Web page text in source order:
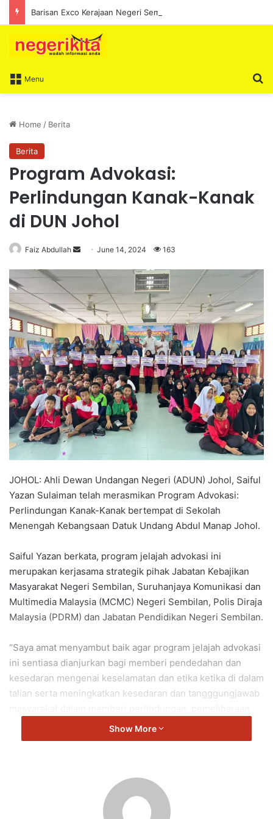
Menu
Home / Berita
Berita
Program Advokasi:
Perlindungan Kanak-Kanak
di DUN Johol
Faiz Abdullah
d
a
n
e
m
a
i
l
June 14, 2024 163
JOHOL: Ahli Dewan Undangan Negeri (ADUN) Johol, Saiful
Yazan Sulaiman telah merasmikan Program Advokasi:
Perlindungan Kanak-Kanak bertempat di Sekolah
Menengah Kebangsaan Datuk Undang Abdul Manap Johol.
Saiful Yazan berkata, program jelajah advokasi ini
merupakan kerjasama strategik pihak Jabatan Kebajikan
Masyarakat Negeri Sembilan, Suruhanjaya Komunikasi dan
Multimedia Malaysia (MCMC) Negeri Sembilan, Polis Diraja
Malaysia (PDRM) dan Jabatan Pendidikan Negeri Sembilan.
“Saya amat menyambut baik agar program jelajah advokasi
ini sentiasa dianjurkan bagi memberi pendedahan dan
kesedaran mengenai keselamatan dan etika ketika di dalam
talian serta meningkatkan kesedaran dan tangggungjawab
dan pemulihan kepada golongan kanak-kanak.
Kanak dan Hak Kanak-Kanak.
“Selain itu para pelajar juga turut didedahkan dengan
Show More